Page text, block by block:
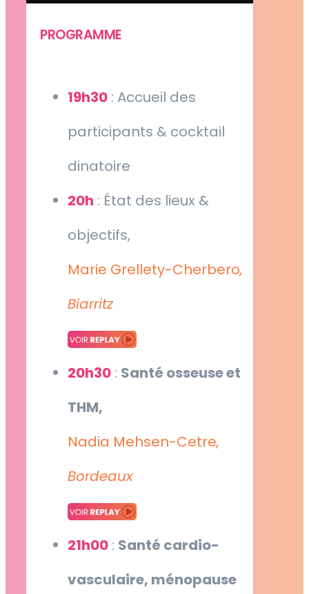
PROGRAMME
19h30 : Accueil des
participants & cocktail
dinatoire
20h : État des lieux &
objectifs,
Marie Grellety-Cherbero,
Biarritz
20h30 : Santé osseuse et
THM,
Nadia Mehsen-Cetre,
Bordeaux
21h00 : Santé cardio-
vasculaire, ménopause